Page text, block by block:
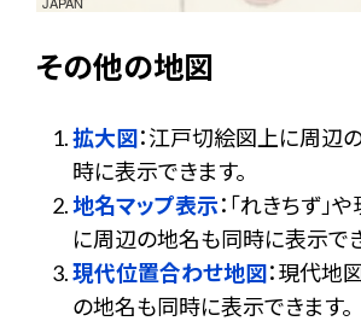
その他の地図
拡大図：江戸切絵図上に周辺
時に表示できます。
地名マップ表示：「れきちず」
に周辺の地名も同時に表示でき
現代位置合わせ地図：現代地
の地名も同時に表示できます。